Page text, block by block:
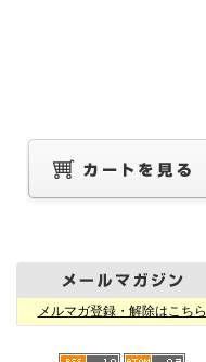
メルマガ登録・解除はこちら